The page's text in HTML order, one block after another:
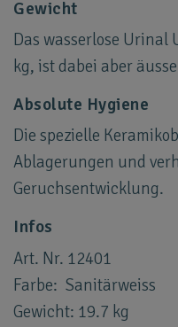
Gewicht
Das wasserlose Urinal
kg, ist dabei aber
Absolute Hygiene
Die spezielle
Ablagerungen und
Geruchsentwicklung.
Infos
Art. Nr. 12401
Farbe: Sanitärweiss
Gewicht: 19.7 kg